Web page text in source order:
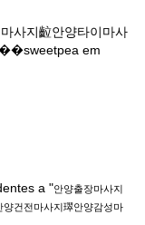
사지䶘안양타이마사
em
a "안양출장마사지
양건전마사지璻안양감성마